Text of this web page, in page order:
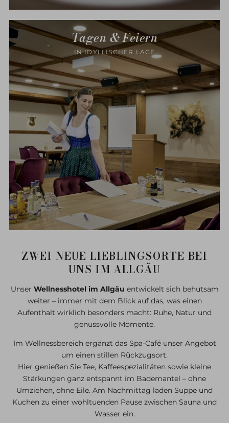
Tagen & Feiern
IN IDYLLISCHER LAGE
ZWEI NEUE LIEBLINGSORTE BEI
UNS IM ALLGÄU
Unser Wellnesshotel im Allgäu entwickelt sich behutsam
weiter – immer mit dem Blick auf das, was einen
Aufenthalt wirklich besonders macht: Ruhe, Natur und
genussvolle Momente.
Im Wellnessbereich ergänzt das Spa-Café unser Angebot
um einen stillen Rückzugsort.
Hier genießen Sie Tee, Kaffeespezialitäten sowie kleine
Stärkungen ganz entspannt im Bademantel – ohne
Umziehen, ohne Eile. Am Nachmittag laden Suppe und
Kuchen zu einer wohltuenden Pause zwischen Sauna und
Wasser ein.